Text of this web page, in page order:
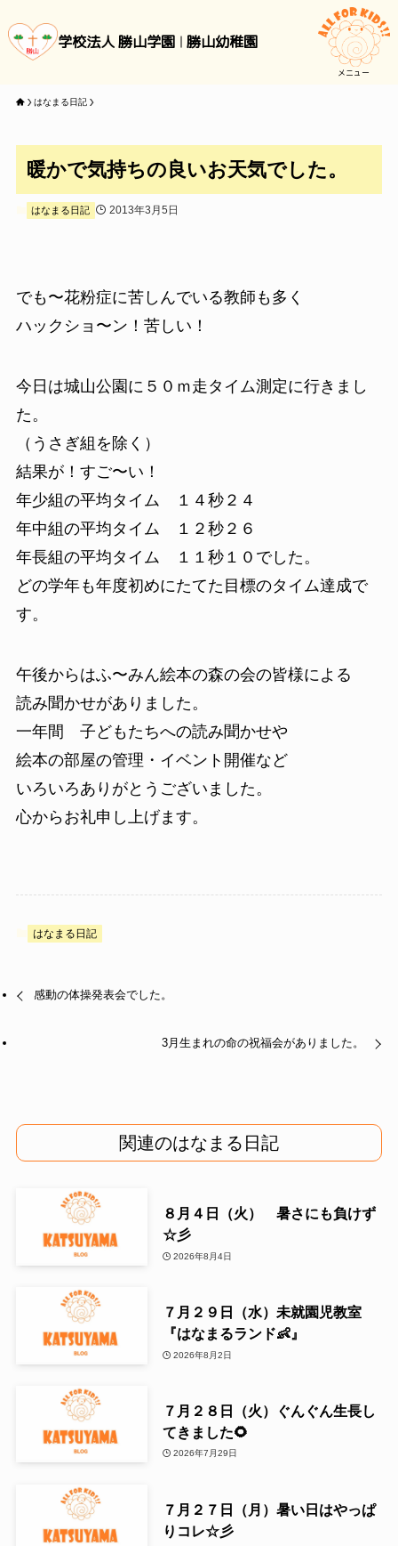
学校法人 勝山学園 勝山幼稚園
メニュー
はなまる日記
暖かで気持ちの良いお天気でした。
はなまる日記 2013年3月5日
でも〜花粉症に苦しんでいる教師も多く
ハックショ〜ン！苦しい！
今日は城山公園に５０ｍ走タイム測定に行きまし
た。
（うさぎ組を除く）
結果が！すご〜い！
年少組の平均タイム １４秒２４
年中組の平均タイム １２秒２６
年長組の平均タイム １１秒１０でした。
どの学年も年度初めにたてた目標のタイム達成で
す。
午後からはふ〜みん絵本の森の会の皆様による
読み聞かせがありました。
一年間 子どもたちへの読み聞かせや
絵本の部屋の管理・イベント開催など
いろいろありがとうございました。
心からお礼申し上げます。
はなまる日記
感動の体操発表会でした。
3月生まれの命の祝福会がありました。
関連のはなまる日記
８月４日（火） 暑さにも負けず
☆彡
2026年8月4日
７月２９日（水）未就園児教室
『はなまるランド👶』
2026年8月2日
７月２８日（火）ぐんぐん生長し
てきました🌻
2026年7月29日
７月２７日（月）暑い日はやっぱ
りコレ☆彡